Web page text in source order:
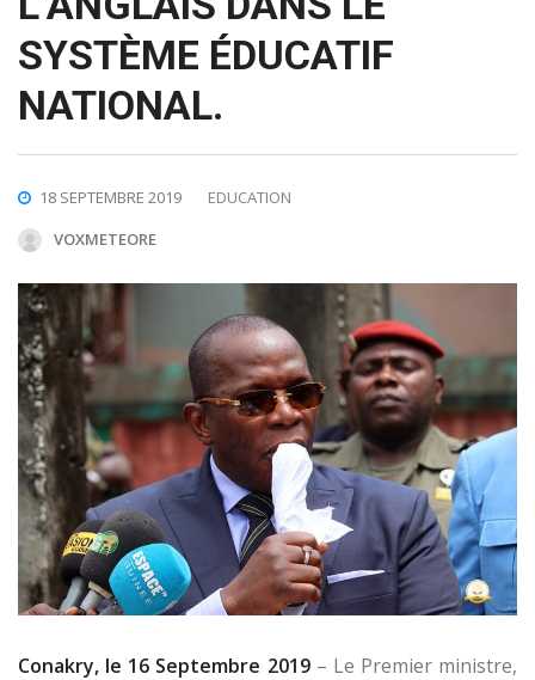
SYSTÈME ÉDUCATIF
NATIONAL.
18 SEPTEMBRE 2019
EDUCATION
VOXMETEORE
Conakry, le 16 Septembre 2019– Le Premier ministre,